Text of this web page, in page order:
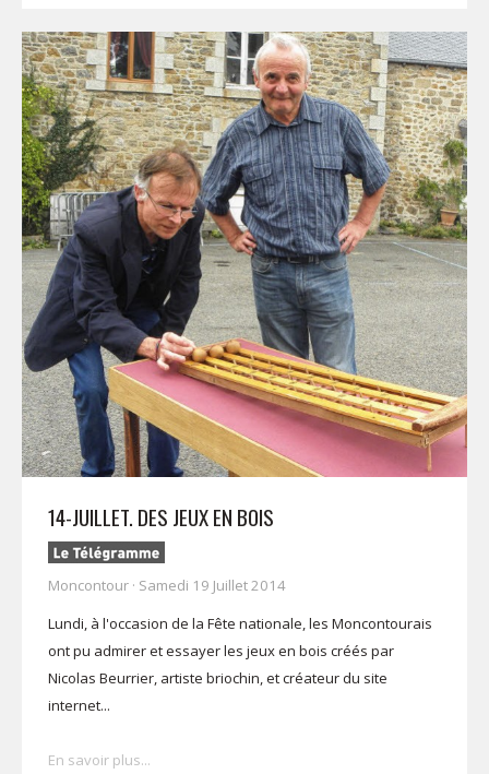
14-JUILLET. DES JEUX EN BOIS
Moncontour · Samedi 19 Juillet 2014
Lundi, à l'occasion de la Fête nationale, les Moncontourais
ont pu admirer et essayer les jeux en bois créés par
Nicolas Beurrier, artiste briochin, et créateur du site
internet...
En savoir plus...